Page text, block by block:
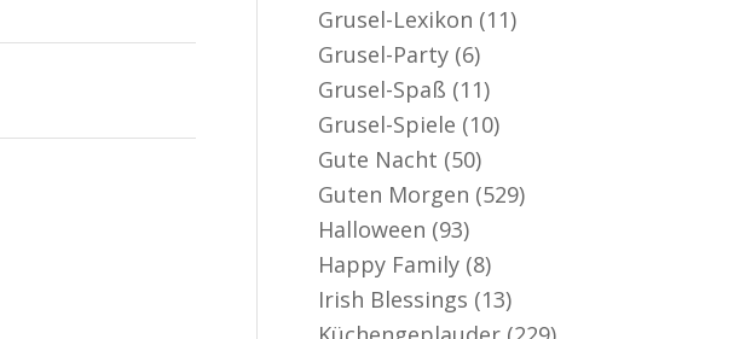
Grusel-Lexikon (11)
Grusel-Party (6)
Grusel-Spaß (11)
Grusel-Spiele (10)
Gute Nacht (50)
Guten Morgen (529)
Halloween (93)
Happy Family (8)
Irish Blessings (13)